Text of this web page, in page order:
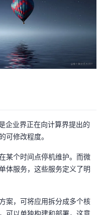
企业界正在向计算界提出的
可修改程度。
某个时间点停机维护。而微
体服务，这些服务定义了明
案，可将应用拆分成多个核
可以单独构建和部署，这意